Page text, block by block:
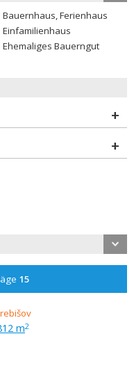
Bauernhaus, Ferienhaus
Einfamilienhaus
Ehemaliges Bauerngut
15
m2